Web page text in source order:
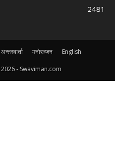
2481
अन्तरवार्ता मनोरञ्जन English
2026 - Swaviman.com